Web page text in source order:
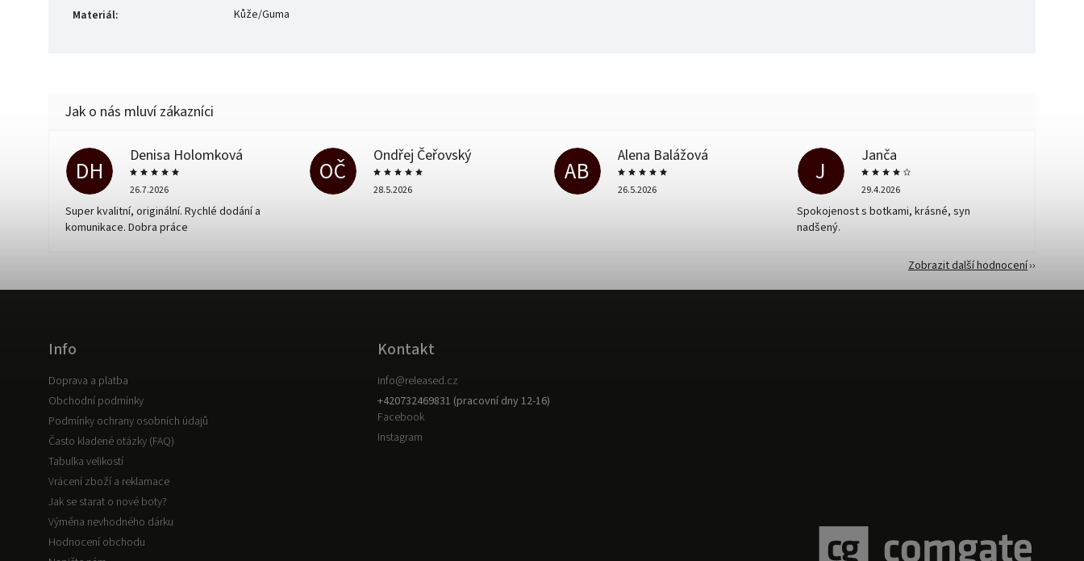
Materiál: Kůže/Guma
DH
Denisa Holomková
26.7.2026
Super kvalitní, originální. Rychlé dodání a
komunikace. Dobra práce
OČ
Ondřej Čeřovský
28.5.2026
AB
Alena Balážová
26.5.2026
J
Janča
29.4.2026
Spokojenost s botkami, krásné, syn
nadšený.
Zobrazit další hodnocení
Info
Doprava a platba
Obchodní podmínky
Podmínky ochrany osobních údajů
Často kladené otázky (FAQ)
Tabulka velikostí
Vrácení zboží a reklamace
Jak se starat o nové boty?
Výměna nevhodného dárku
Hodnocení obchodu
Kontakt
info@released.cz
+420732469831 (pracovní dny 12-16)
Facebook
Instagram